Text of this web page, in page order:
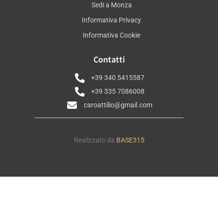
Sedi a Monza
Informativa Privacy
Informativa Cookie
Contatti
+39 340 5415587
+39 335 7086008
caroattilio@gmail.com
Realizzato da BASE315